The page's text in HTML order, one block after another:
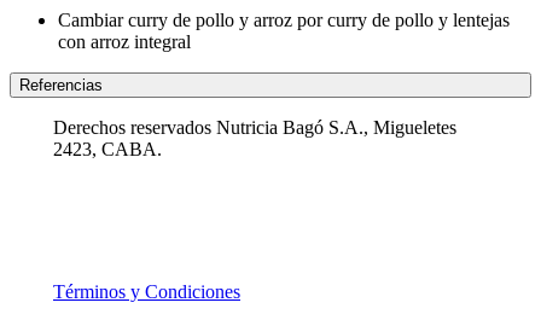
Cambiar curry de pollo y arroz por curry de pollo y lentejas
con arroz integral
Referencias
Derechos reservados Nutricia Bagó S.A., Migueletes
2423, CABA.
Términos y Condiciones